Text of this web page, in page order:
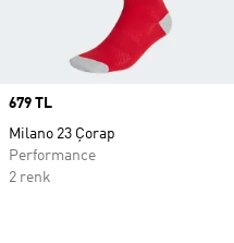
Price
679 TL
Milano 23 Çorap
Performance
2 renk